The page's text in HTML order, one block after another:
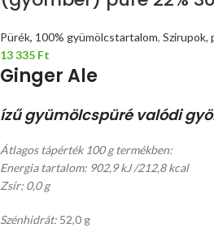
Pürék, 100% gyümölcstartalom, Szirupok,
13 335 Ft
Ginger Ale
ízű gyümölcspüré valódi
Átlagos tápérték 100 g termékben:
Energia tartalom: 902,9 kJ /212,8 kcal
Zsír: 0,0 g
Szénhidrát: 52,0 g